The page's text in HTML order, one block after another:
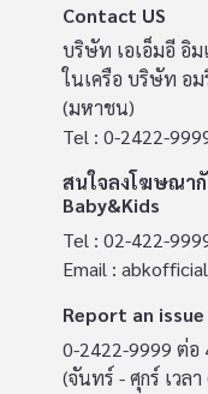
Contact US
บริษัท เอเอ็มอี อิม
ในเครือ บริษัท อ
(มหาชน)
Tel : 0-2422-
สนใจลงโฆษณา
Baby&Kids
Tel : 02-422-
Email :
Report an
0-2422-9999 ต่อ
(จันทร์ - ศุกร์ เวล